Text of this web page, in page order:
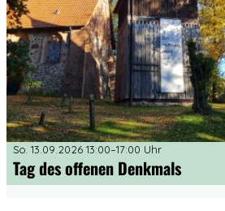
So. 13.09.2026 13:00–17:00 Uhr
Tag des offenen Denkmals